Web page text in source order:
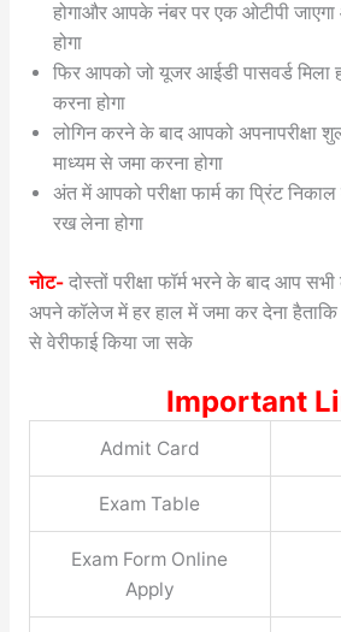
होगाऔर आपके नंबर पर एक ओटीपी जाएगा
होगा
फिर आपको जो यूजर आईडी पासवर्ड मिला
करना होगा
लोगिन करने के बाद आपको अपनापरीक्षा
माध्यम से जमा करना होगा
अंत में आपको परीक्षा फार्म का प्रिंट
रख लेना होगा
नोट- दोस्तों परीक्षा फॉर्म भरने के बाद आप
अपने कॉलेज में हर हाल में जमा कर देना
से वेरीफाई किया जा सके
Important
Admit Card
Exam Table
Exam Form Online
Apply